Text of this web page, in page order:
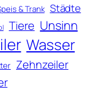
& Trank Städte
Tiere Unsinn
Wasser
Zehnzeiler